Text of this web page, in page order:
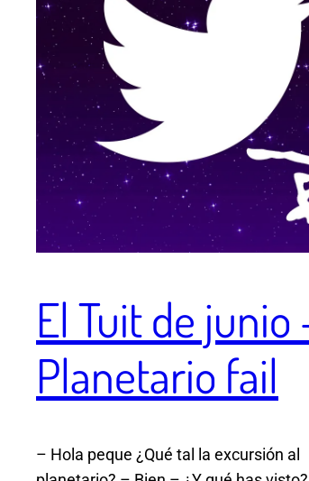
El Tuit de junio
Planetario fail
– Hola peque ¿Qué tal la excursión al